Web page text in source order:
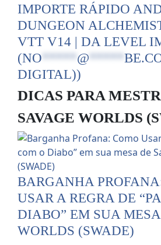
IMPORTE RÁPIDO
DUNGEON
VTT V14 | DA LEVEL
(NO*****@*****
DIGITAL))
DICAS PARA
SAVAGE WORLDS
BARGANHA
USAR A REGRA DE
DIABO” EM SUA
WORLDS (SWADE)